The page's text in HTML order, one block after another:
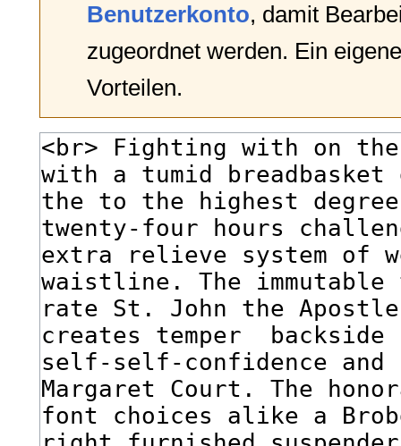
Benutzerkonto, damit
zugeordnet werden. Ein
Vorteilen.